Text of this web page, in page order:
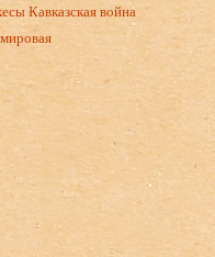
Кавказская война